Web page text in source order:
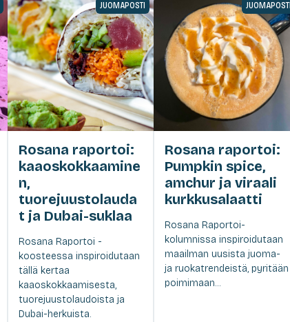
JUOMAPOSTI
Rosana raportoi:
kaaoskokkaamine
n,
tuorejuustolauda
t ja Dubai-suklaa
Rosana Raportoi -
koosteessa inspiroidutaan
tällä kertaa
kaaoskokkaamisesta,
tuorejuustolaudoista ja
Dubai-herkuista.
JUOMAPOSTI
Rosana raportoi:
Pumpkin spice,
amchur ja viraali
kurkkusalaatti
Rosana Raportoi-
kolumnissa inspiroidutaan
maailman uusista juoma-
ja ruokatrendeistä, pyritään
poimimaan...